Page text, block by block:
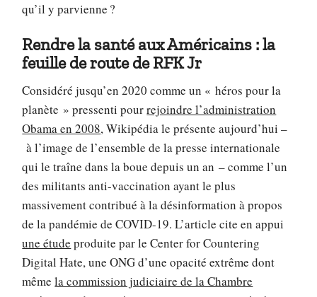
qu’il y parvienne ?
Rendre la santé aux Américains : la
feuille de route de RFK Jr
Considéré jusqu’en 2020 comme un « héros pour la
planète » pressenti pourrejoindre l’administration
Obama en 2008, Wikipédia le présente aujourd’hui –
à l’image de l’ensemble de la presse internationale
qui le traîne dans la boue depuis un an – comme l’un
des militants anti-vaccination ayant le plus
massivement contribué à la désinformation à propos
de la pandémie de COVID-19. L’article cite en appui
une étude produite par le Center for Countering
Digital Hate, une ONG d’une opacité extrême dont
mêmela commission judiciaire de la Chambre